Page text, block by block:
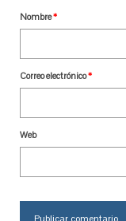
Nombre*
Correo electrónico*
Web